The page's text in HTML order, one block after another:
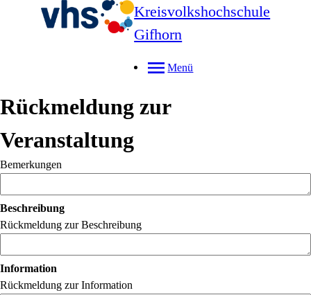
Kreisvolkshochschule
Gifhorn
Menü
Rückmeldung zur
Veranstaltung
Bemerkungen
Beschreibung
Rückmeldung zur Beschreibung
Information
Rückmeldung zur Information